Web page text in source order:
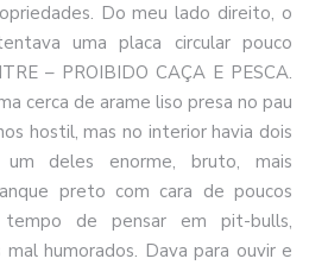
Do meu lado direito, o
uma placa circular pouco
– PROIBIDO CAÇA E PESCA.
cerca de arame liso presa no pau
hostil, mas no interior havia dois
um deles enorme, bruto, mais
preto com cara de poucos
de pensar em pit-bulls,
mal humorados. Dava para ouvir e